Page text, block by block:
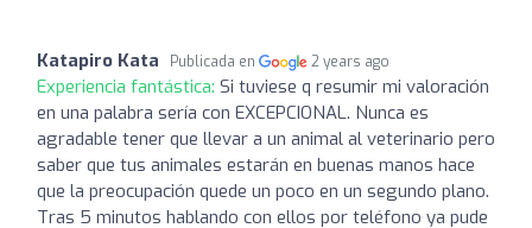
Katapiro Kata Publicada en 2 years ago
Experiencia fantástica: Si tuviese q resumir mi valoración
en una palabra sería con EXCEPCIONAL. Nunca es
agradable tener que llevar a un animal al veterinario pero
saber que tus animales estarán en buenas manos hace
que la preocupación quede un poco en un segundo plano.
Tras 5 minutos hablando con ellos por teléfono ya pude